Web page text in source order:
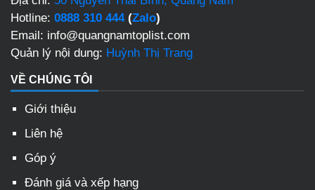
Hotline: 0888 310 444(Zalo)
Email: info@quangnamtoplist.com
Quản lý nội dung: Huỳnh Thị Trang
VỀ CHÚNG TÔI
Giới thiệu
Liên hệ
Góp ý
Đánh giá và xếp hạng